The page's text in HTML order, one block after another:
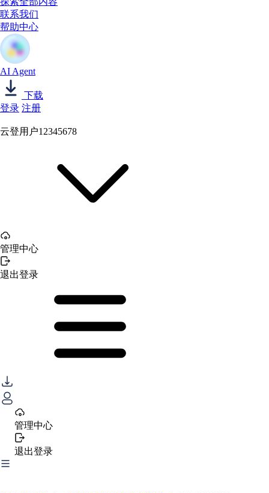
联系我们
帮助中心
AI Agent
下载
登录 注册
云登用户12345678
管理中心
退出登录
管理中心
退出登录